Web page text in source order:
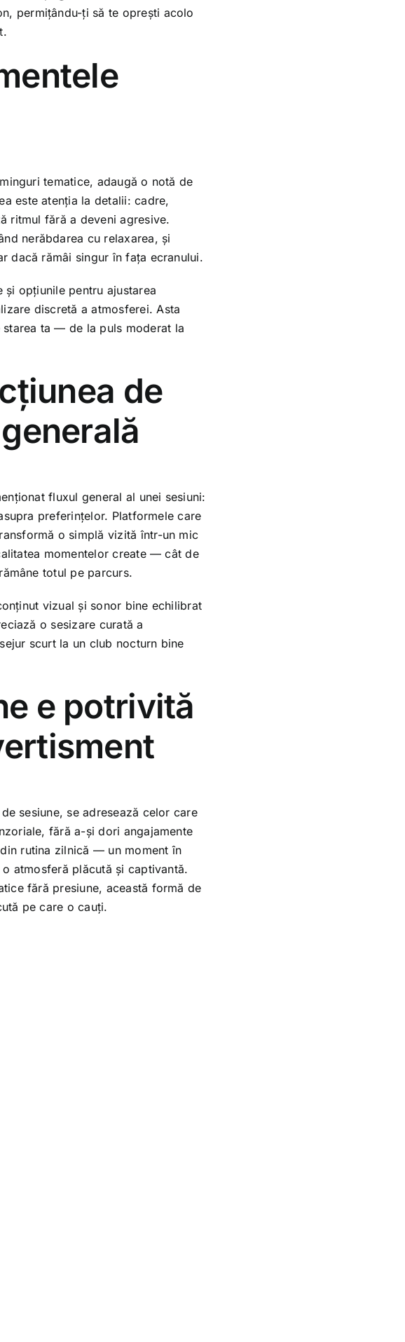
permițându-ți să te oprești acolo
tematice, adaugă o notă de
este atenția la detalii: cadre,
ritmul fără a deveni agresive.
nerăbdarea cu relaxarea, și
dacă rămâi singur în fața ecranului.
opțiunile pentru ajustarea
discretă a atmosferei. Asta
ta — de la puls moderat la
de
fluxul general al unei sesiuni:
preferințelor. Platformele care
o simplă vizită într-un mic
momentelor create — cât de
totul pe parcurs.
vizual și sonor bine echilibrat
o sesizare curată a
scurt la un club nocturn bine
e potrivită
sesiune, se adresează celor care
fără a-și dori angajamente
rutina zilnică — un moment în
atmosferă plăcută și captivantă.
fără presiune, această formă de
pe care o cauți.